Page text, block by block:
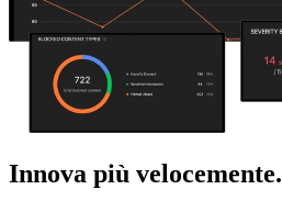
Innova più velocemente.